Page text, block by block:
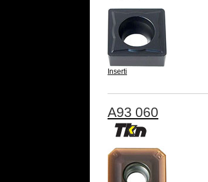
Inserti
A93 060